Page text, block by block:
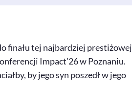
finału tej najbardziej prestiżowej
Impact’26 w Poznaniu.
by jego syn poszedł w jego